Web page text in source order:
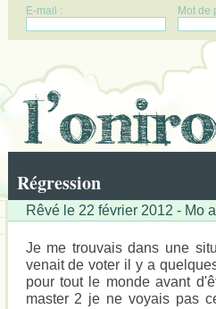
E-mail : Mot de
Régression
Rêvé le 22 février 2012 - Mo
Je me trouvais dans une
venait de voter il y a
pour tout le monde avant
master 2 je ne voyais pas